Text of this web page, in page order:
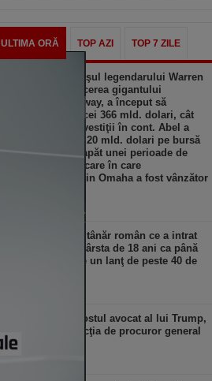
ULTIMA ORĂ TOP AZI TOP 7 ZILE
Greg Abel, urmaşul legendarului Warren
Buffett la conducerea gigantului
Berkshire Hathaway, a început să
cheltuiască din cei 366 mld. dolari, cât
are fondul de investiţii în cont. Abel a
investit aproape 20 mld. dolari pe bursă
în T2, punând capăt unei perioade de
peste trei ani în care în care
conglomeratul din Omaha a fost vânzător
Cum a reuşit un tânăr român ce a intrat
în afaceri de la vârsta de 18 ani ca până
la 32 să dezvolte un lanţ de peste 40 de
Todd Blanche, fostul avocat al lui Trump,
confirmat în funcţia de procuror general
al SUA